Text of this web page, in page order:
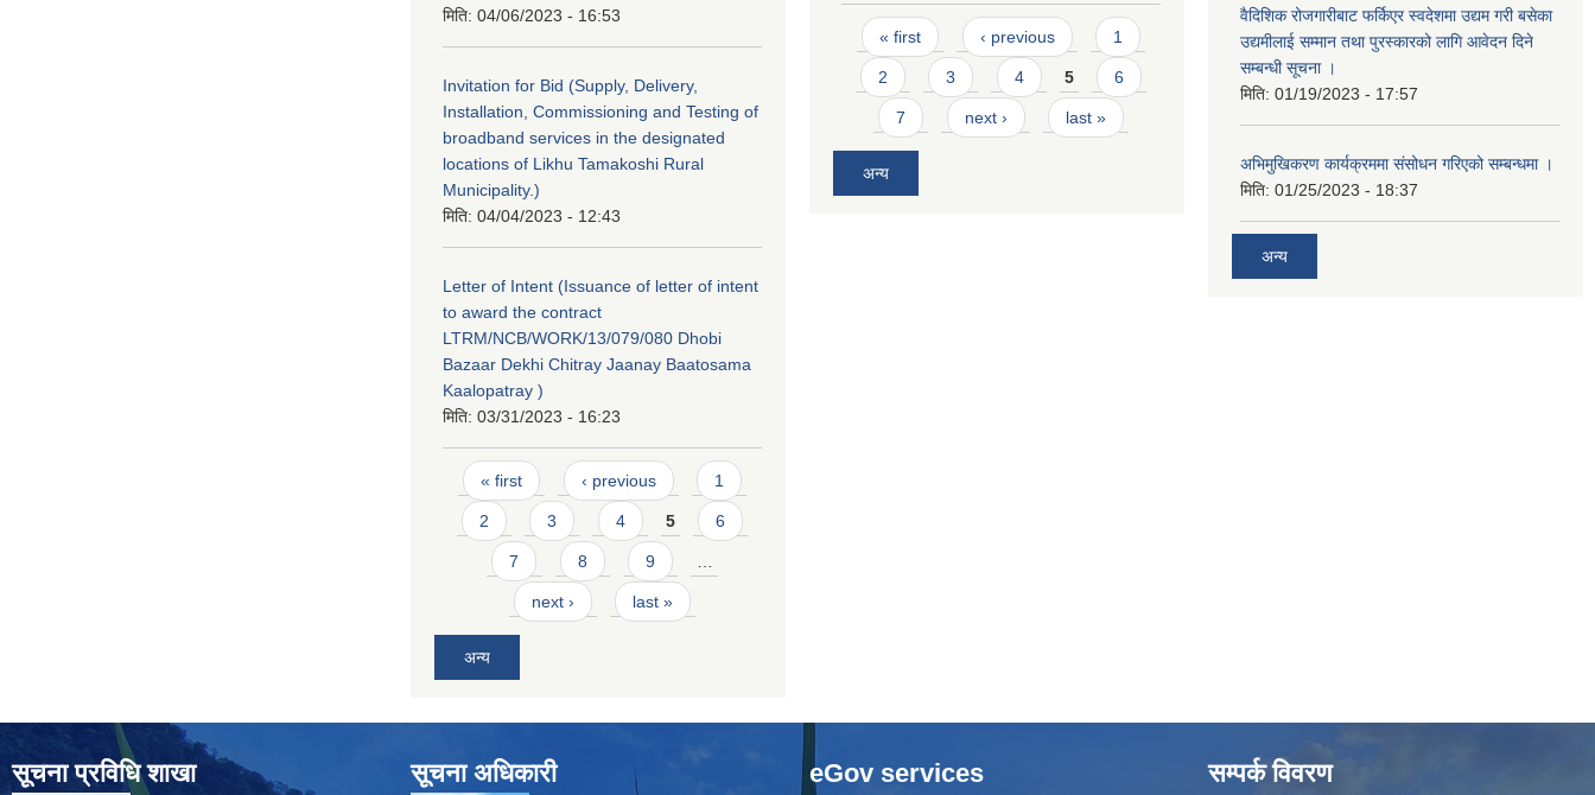
मिति: 04/06/2023 - 16:53
Invitation for Bid (Supply, Delivery,
Installation, Commissioning and Testing of
broadband services in the designated
locations of Likhu Tamakoshi Rural
Municipality.)
मिति: 04/04/2023 - 12:43
Letter of Intent (Issuance of letter of intent
to award the contract
LTRM/NCB/WORK/13/079/080 Dhobi
Bazaar Dekhi Chitray Jaanay Baatosama
Kaalopatray )
मिति: 03/31/2023 - 16:23
Pages
« first ‹ previous 1
2 3 4 5 6
7 8 9 …
next › last »
अन्य
Pages
« first ‹ previous 1
2 3 4 5 6
7 next › last »
अन्य
वैदिशिक रोजगारीबाट फर्किएर स्वदेशमा उद्यम गरी बसेका
उद्यमीलाई सम्मान तथा पुरस्कारको लागि आवेदन दिने
सम्बन्धी सूचना ।
मिति: 01/19/2023 - 17:57
अभिमुखिकरण कार्यक्रममा संसोधन गरिएको सम्बन्धमा ।
मिति: 01/25/2023 - 18:37
अन्य
सूचना प्रविधि शाखा सूचना अधिकारी eGov services सम्पर्क विवरण